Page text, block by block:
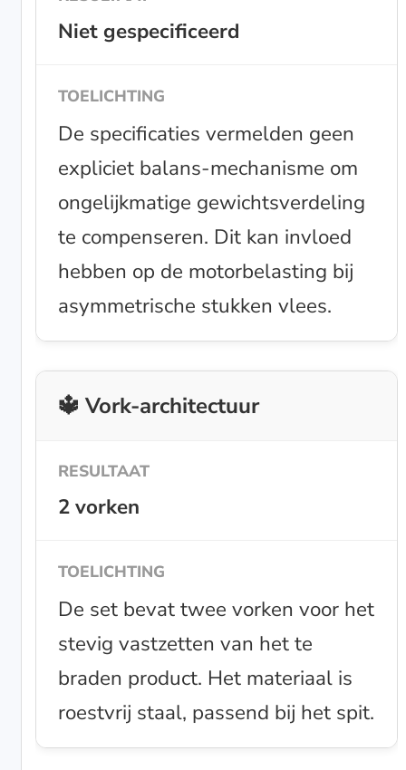
Niet gespecificeerd
De specificaties vermelden geen
expliciet balans-mechanisme om
ongelijkmatige gewichtsverdeling
te compenseren. Dit kan invloed
hebben op de motorbelasting bij
asymmetrische stukken vlees.
🔱 Vork-architectuur
2 vorken
De set bevat twee vorken voor het
stevig vastzetten van het te
braden product. Het materiaal is
roestvrij staal, passend bij het spit.